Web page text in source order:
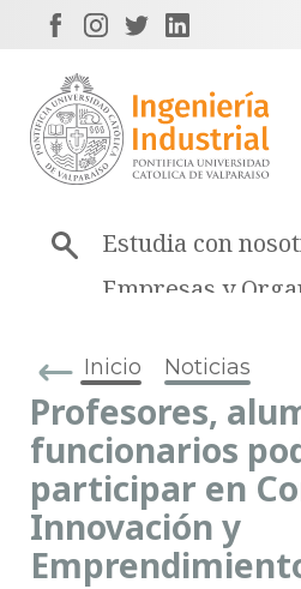
Estudia con
Empresas y
Inicio Noticias
Profesores,
funcionarios
participar en
Innovación y